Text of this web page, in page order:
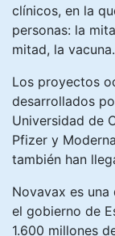
clínicos, en la
personas: la
mitad, la vacuna.
Los proyectos
desarrollados
Universidad de
Pfizer y
también han
Novavax es
el gobierno de
1.600 millones